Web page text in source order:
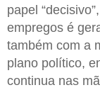
papel
empregos é
também com a
plano político,
continua nas